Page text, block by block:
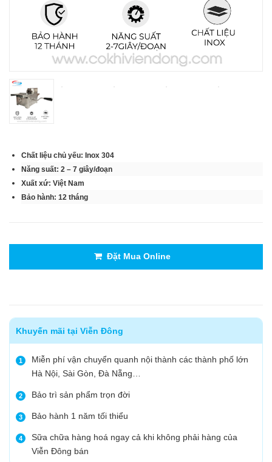
Chất liệu chủ yếu: Inox 304
Năng suất: 2 – 7 giây/đoạn
Xuất xứ: Việt Nam
Bảo hành: 12 tháng
Đặt Mua Online
Khuyến mãi tại Viễn Đông
1
Miễn phí vận chuyển quanh nội thành các thành phố lớn
Hà Nội, Sài Gòn, Đà Nẵng…
2 Bảo trì sản phẩm trọn đời
3 Bảo hành 1 năm tối thiểu
4
Sữa chữa hàng hoá ngay cả khi không phải hàng của
Viễn Đông bán
THIẾT BỊ LẠNH
THIẾT BỊ BẾP CÔNG NGHIỆP
UNCATEGORIZED